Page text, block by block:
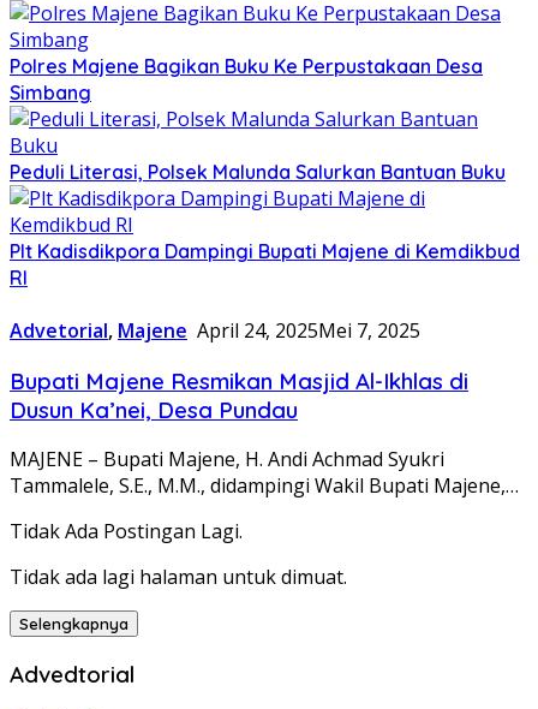
Polres Majene Bagikan Buku Ke Perpustakaan Desa
Simbang
Peduli Literasi, Polsek Malunda Salurkan Bantuan Buku
Plt Kadisdikpora Dampingi Bupati Majene di Kemdikbud
RI
Advetorial, Majene April 24, 2025Mei 7, 2025
Bupati Majene Resmikan Masjid Al-Ikhlas di
Dusun Ka’nei, Desa Pundau
MAJENE – Bupati Majene, H. Andi Achmad Syukri
Tammalele, S.E., M.M., didampingi Wakil Bupati Majene,…
Tidak Ada Postingan Lagi.
Tidak ada lagi halaman untuk dimuat.
Selengkapnya
Advedtorial